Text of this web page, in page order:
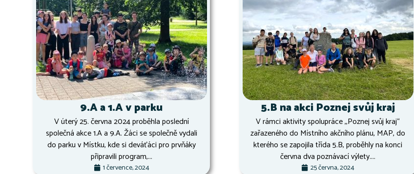
9.A a 1.A v parku
V úterý 25. června 2024 proběhla poslední
společná akce 1.A a 9.A. Žáci se společně vydali
do parku v Místku, kde si deváťáci pro prvňáky
připravili program,...
1 července, 2024
5.B na akci Poznej svůj kraj
V rámci aktivity spolupráce ,,Poznej svůj kraj“
zařazeného do Místního akčního plánu, MAP, do
kterého se zapojila třída 5.B, proběhly na konci
června dva poznávací výlety....
25 června, 2024